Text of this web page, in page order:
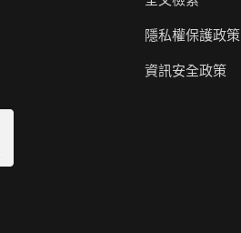
隱私權保護政策
資訊安全政策